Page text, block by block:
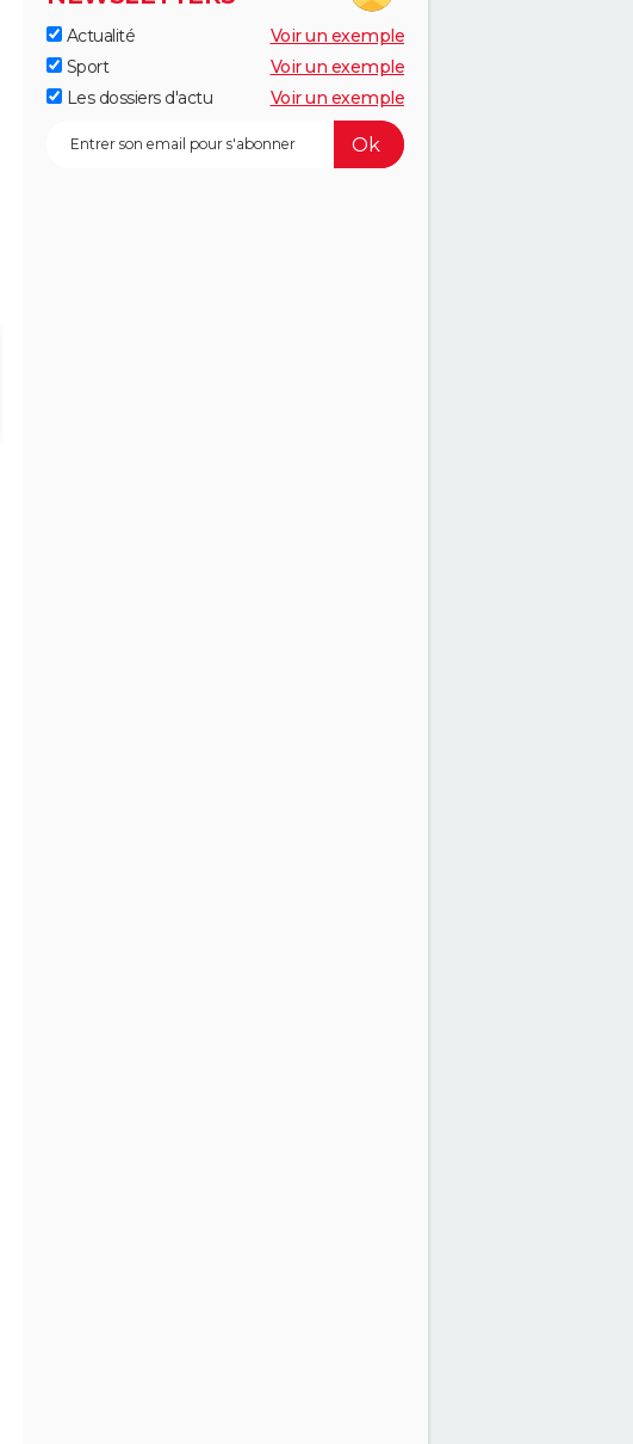
Actualité
Voir un exemple
Sport
Voir un exemple
Les dossiers d'actu
Voir un exemple